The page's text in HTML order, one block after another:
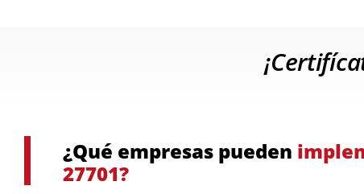
¿Qué empresas pueden
27701?